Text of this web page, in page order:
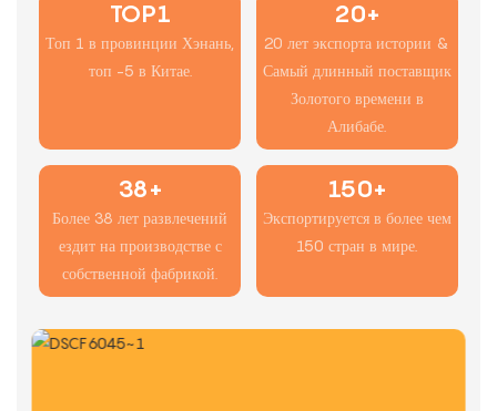
TOP1
Топ 1 в провинции Хэнань,
топ -5 в Китае.
20+
20 лет экспорта истории &
Самый длинный поставщик
Золотого времени в
Алибабе.
38+
Более 38 лет развлечений
ездит на производстве с
собственной фабрикой.
150+
Экспортируется в более чем
150 стран в мире.